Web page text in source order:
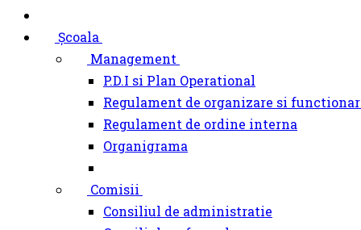
Școala
Management
P.D.I si Plan Operational
Regulament de organizare si
Regulament de ordine interna
Organigrama
Comisii
Consiliul de administratie